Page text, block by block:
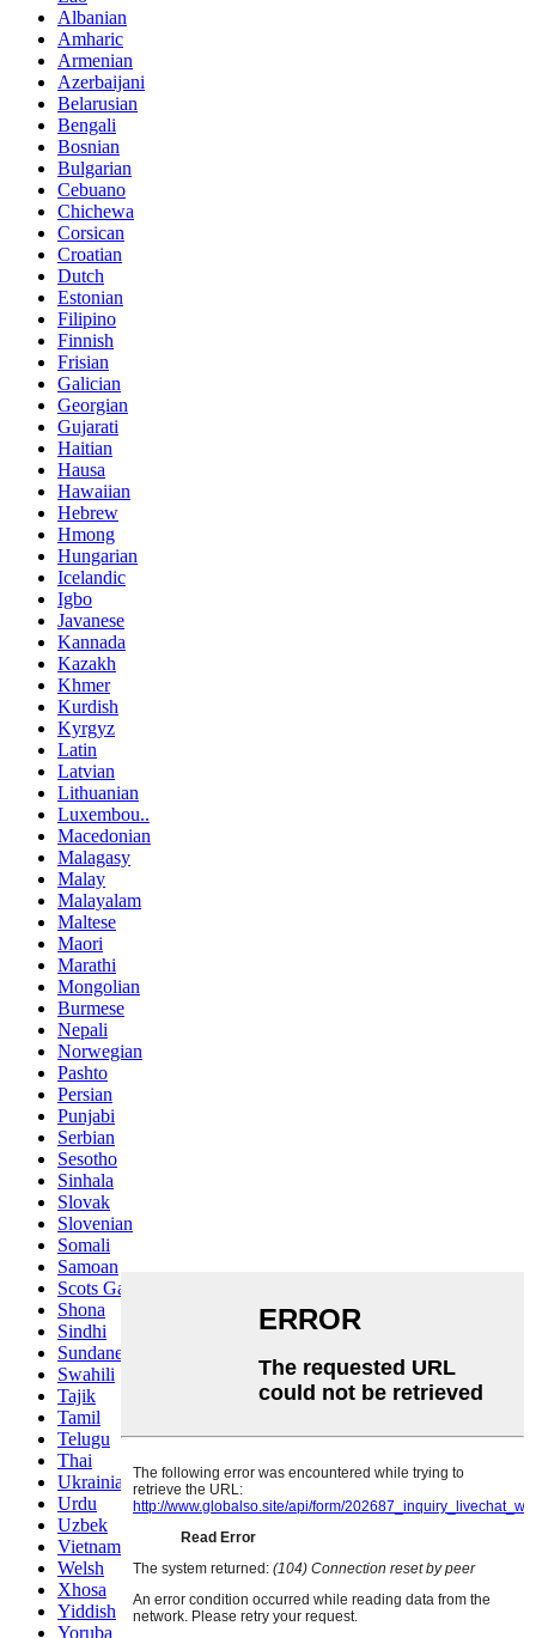
Albanian
Amharic
Armenian
Azerbaijani
Belarusian
Bengali
Bosnian
Bulgarian
Cebuano
Chichewa
Corsican
Croatian
Dutch
Estonian
Filipino
Finnish
Frisian
Galician
Georgian
Gujarati
Haitian
Hausa
Hawaiian
Hebrew
Hmong
Hungarian
Icelandic
Igbo
Javanese
Kannada
Kazakh
Khmer
Kurdish
Kyrgyz
Latin
Latvian
Lithuanian
Luxembou..
Macedonian
Malagasy
Malay
Malayalam
Maltese
Maori
Marathi
Mongolian
Burmese
Nepali
Norwegian
Pashto
Persian
Punjabi
Serbian
Sesotho
Sinhala
Slovak
Slovenian
Somali
Samoan
Scots Gaelic
Shona
Sindhi
Sundanese
Swahili
Tajik
Tamil
Telugu
Thai
Ukrainian
Urdu
Uzbek
Vietnamese
Welsh
Xhosa
Yiddish
Yoruba